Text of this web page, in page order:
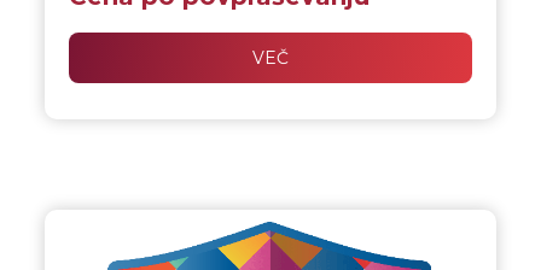
trpežen in profesionalen tisk.
VEČ